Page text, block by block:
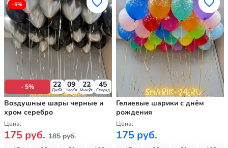
-5%
- 5% 22
Дней
09
Часов
22
Минут
43
Секунд
Воздушные шары черные и
хром серебро
Цена:
175 руб. 185 руб.
Гелиевые шарики с днём
рождения
Цена:
175 руб.